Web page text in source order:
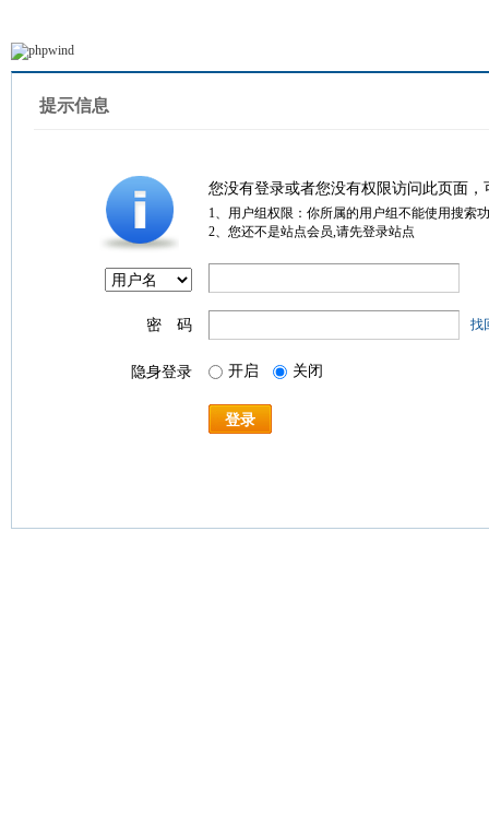
提示信息
您没有登录或者您没有权限访问此页面
1、用户组权限：你所属的用户组不能使用搜索
2、您还不是站点会员,请先登录站点
密 码 找
隐身登录 开启 关闭
登录